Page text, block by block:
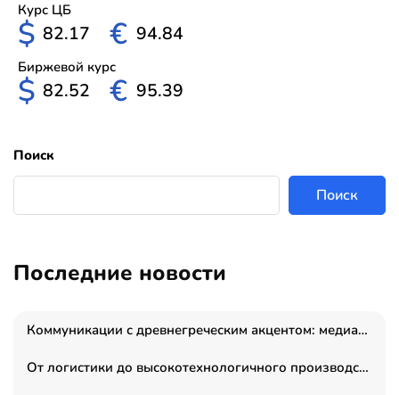
Курс ЦБ
$ 82.17 € 94.84
Биржевой курс
$ 82.52 € 95.39
Поиск
Поиск
Последние новости
Коммуникации с древнегреческим акцентом: медиаменеджер и журналист Владимир Дергачев запустил коммуникационное агентство «Сократ 2.0»
От логистики до высокотехнологичного производства: как основатель “гагаринга” выстраивает экосистему безопасности и гражданских БПЛА